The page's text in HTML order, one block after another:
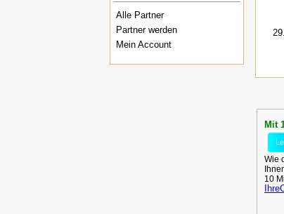
Alle Partner
Partner werden
Mein Account
Mit
Wie
10